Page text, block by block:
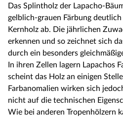
Das Splintholz der Lapacho-
gelblich-grauen Färbung
Kernholz ab. Die jährlichen
erkennen und so zeichnet sich
durch ein besonders
In ihren Zellen lagern Lapachos
scheint das Holz an einigen
Farbanomalien wirken sich
nicht auf die technischen
Wie bei anderen Tropenhölzern